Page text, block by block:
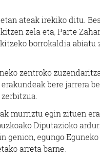
ateak irekiko ditu.
zela eta, Parte
borrokaldia abiatu
zentroko
bere jarrera
murriztu egin zituen
Diputazioko
genion, egungo
arreta barne.